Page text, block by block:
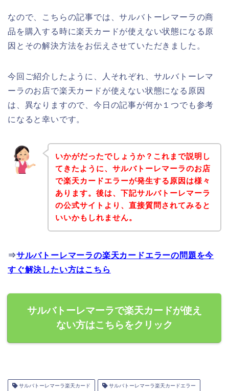
なので、こちらの記事では、サルバトーレマーラの商
品を購入する時に楽天カードが使えない状態になる原
因とその解決方法をお伝えさせていただきました。
今回ご紹介したように、人それぞれ、サルバトーレマ
ーラのお店で楽天カードが使えない状態になる原因
は、異なりますので、今日の記事が何か１つでも参考
になると幸いです。
いかがだったでしょうか？これまで説明し
てきたように、サルバトーレマーラのお店
で楽天カードエラーが発生する原因は様々
あります。後は、下記サルバトーレマーラ
の公式サイトより、直接質問されてみると
いいかもしれません。
⇒サルバトーレマーラの楽天カードエラーの問題を今
すぐ解決したい方はこちら
サルバトーレマーラで楽天カードが使え
ない方はこちらをクリック
サルバトーレマーラ楽天カード サルバトーレマーラ楽天カードエラー